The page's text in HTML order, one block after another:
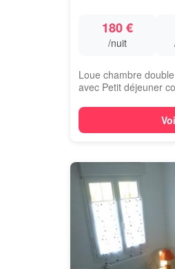
180 €
/nuit
Loue chambre
avec Petit déjeuner